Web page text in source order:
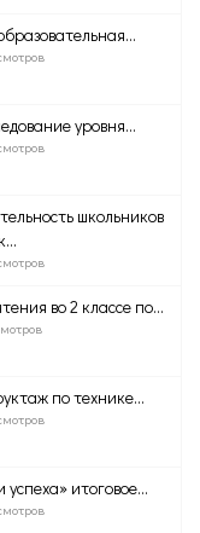
уровня...
школьников
во 2 классе по...
по технике...
итоговое...